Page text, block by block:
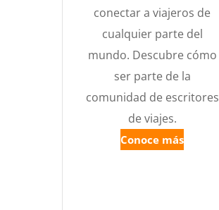
conectar a viajeros de
cualquier parte del
mundo. Descubre cómo
ser parte de la
comunidad de escritores
de viajes.
Conoce más